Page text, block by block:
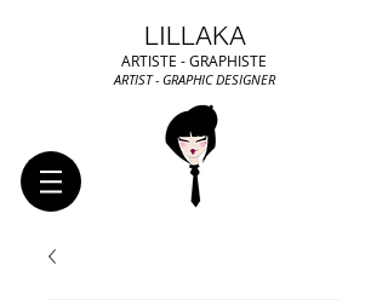
LILLAKA
ARTISTE - GRAPHISTE
ARTIST - GRAPHIC DESIGNER